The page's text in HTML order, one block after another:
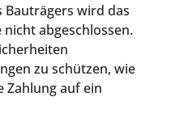
Bauträgers wird das
abgeschlossen.
zu schützen, wie
Zahlung auf ein